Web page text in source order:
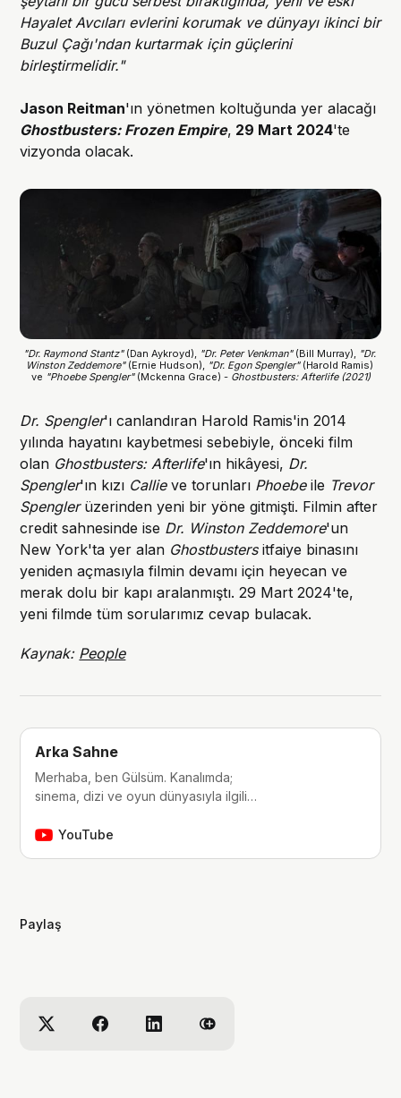
Hayalet Avcıları evlerini korumak ve dünyayı ikinci bir
Buzul Çağı'ndan kurtarmak için güçlerini
birleştirmelidir."
Jason Reitman'ın yönetmen koltuğunda yer alacağı
Ghostbusters: Frozen Empire, 29 Mart 2024'te
vizyonda olacak.
"Dr. Raymond Stantz" (Dan Aykroyd), "Dr. Peter Venkman" (Bill Murray), "Dr.
Winston Zeddemore" (Ernie Hudson), "Dr. Egon Spengler" (Harold Ramis)
ve "Phoebe Spengler" (Mckenna Grace) - Ghostbusters: Afterlife (2021)
Dr. Spengler'ı canlandıran Harold Ramis'in 2014
yılında hayatını kaybetmesi sebebiyle, önceki film
olan Ghostbusters: Afterlife'ın hikâyesi, Dr.
Spengler'ın kızı Callieve torunları Phoebeile Trevor
Spenglerüzerinden yeni bir yöne gitmişti. Filmin after
credit sahnesinde ise Dr. Winston Zeddemore'un
New York'ta yer alan Ghostbustersitfaiye binasını
yeniden açmasıyla filmin devamı için heyecan ve
merak dolu bir kapı aralanmıştı. 29 Mart 2024'te,
yeni filmde tüm sorularımız cevap bulacak.
Kaynak: People
Arka Sahne
Merhaba, ben Gülsüm. Kanalımda;
sinema, dizi ve oyun dünyasıyla ilgili
yapıyorum. Her videomda eğlenceli
YouTube
Paylaş